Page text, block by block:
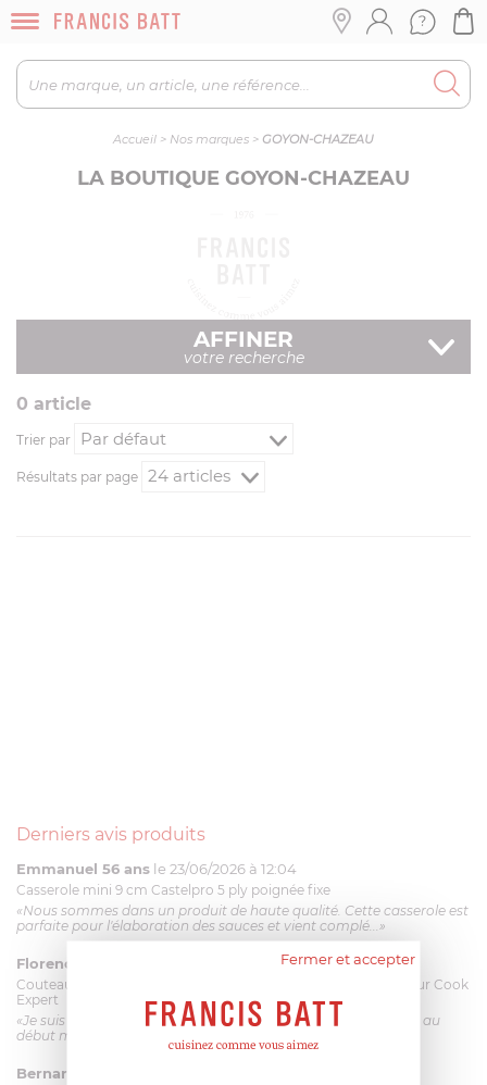
Accueil > Nos marques > GOYON-CHAZEAU
LA BOUTIQUE GOYON-CHAZEAU
AFFINER
votre recherche
0 article
Trier par
Résultats par page
Derniers avis produits
Emmanuel 56 ans le 23/06/2026 à 12:04
Casserole mini 9 cm Castelpro 5 ply poignée fixe
«Nous sommes dans un produit de haute qualité. Cette casserole est
parfaite pour l'élaboration des sauces et vient complé...»
Florence 63 ans
Couteau complet avec lame, joint & écrou pour le robot cuiseur Cook
Expert
«Je suis satisfaite du couteau Magimix. L'écrou est un peu dur au
début mais ça le fait. La livraison a été très rapide. ...»
Bernard
Fermer et accepter